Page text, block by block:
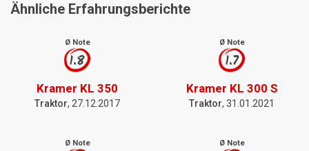
Ähnliche Erfahrungsberichte
Ø Note
1.8
Kramer KL 350
Traktor, 27.12.2017
Ø Note
1.7
Kramer KL 300 S
Traktor, 31.01.2021
Ø Note Ø Note